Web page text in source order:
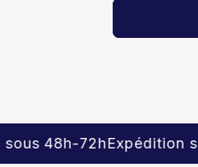
Expédition sous 48h-72h